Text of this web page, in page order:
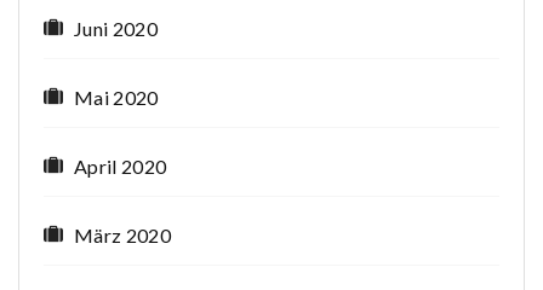
Juni 2020
Mai 2020
April 2020
März 2020